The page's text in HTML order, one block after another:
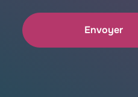
Envoyer